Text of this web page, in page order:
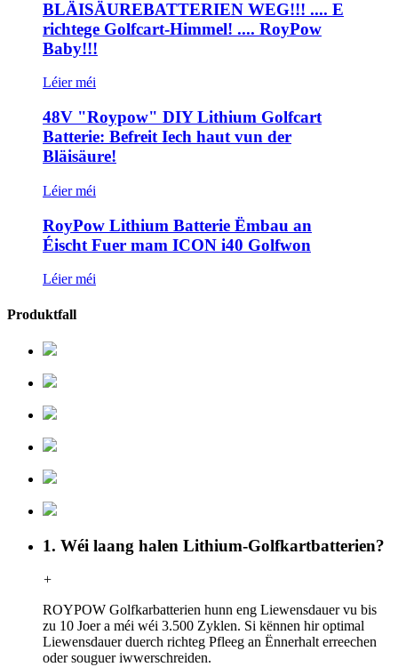
BLÄISÄUREBATTERIEN WEG!!! .... E
richtege Golfcart-Himmel! .... RoyPow
Baby!!!
Léier méi
48V "Roypow" DIY Lithium Golfcart
Batterie: Befreit Iech haut vun der
Bläisäure!
Léier méi
RoyPow Lithium Batterie Ëmbau an
Éischt Fuer mam ICON i40 Golfwon
Léier méi
Produktfall
1. Wéi laang halen Lithium-Golfkartbatterien?
+
ROYPOW Golfkarbatterien hunn eng Liewensdauer vu bis
zu 10 Joer a méi wéi 3.500 Zyklen. Si kënnen hir optimal
Liewensdauer duerch richteg Pfleeg an Ënnerhalt erreechen
oder souguer iwwerschreiden.